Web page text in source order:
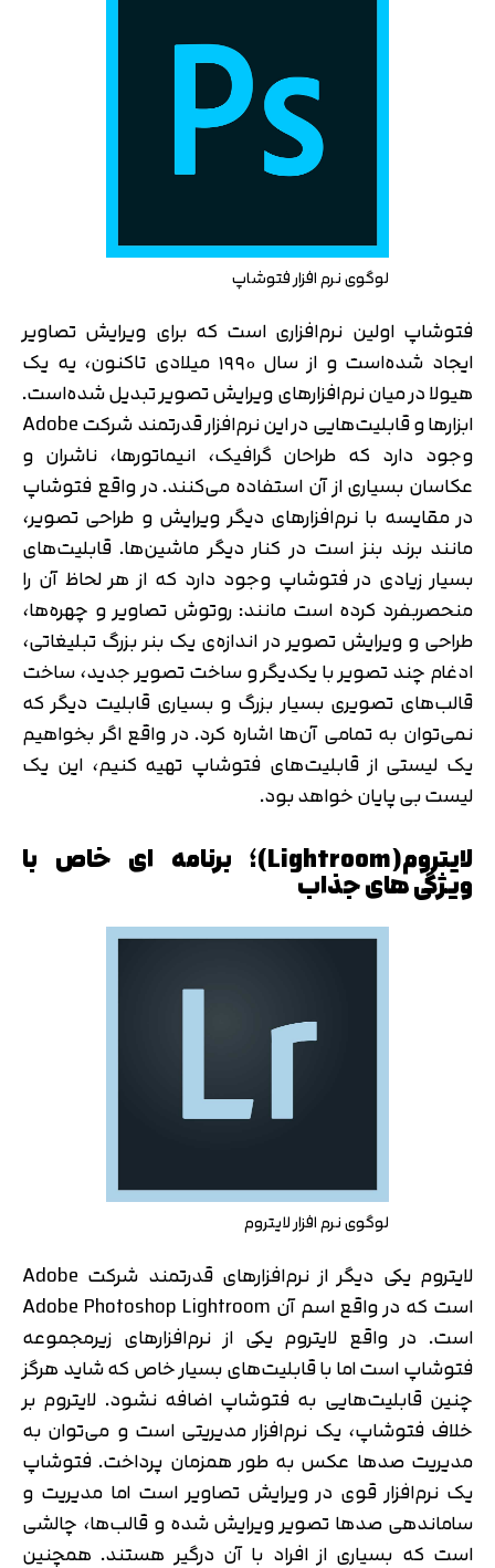
لوگوی نرم افزار فتوشاپ
فتوشاپ اولین نرم‌افزاری است که برای ویرایش تصاویر
ایجاد شده‌است و از سال ۱۹۹۰ میلادی تاکنون، یه یک
هیولا در میان نرم‌افزارهای ویرایش تصویر تبدیل شده‌است.
ابزارها و قابلیت‌هایی در این نرم‌افزار قدرتمند شرکت Adobe
وجود دارد که طراحان گرافیک، انیماتورها، ناشران و
عکاسان بسیاری از آن استفاده می‌کنند. در واقع فتوشاپ
در مقایسه با نرم‌افزارهای دیگر ویرایش و طراحی تصویر،
مانند برند بنز است در کنار دیگر ماشین‌ها. قابلیت‌های
بسیار زیادی در فتوشاپ وجود دارد که از هر لحاظ آن را
منحصربفرد کرده است مانند: روتوش تصاویر و چهره‌ها،
طراحی و ویرایش تصویر در اندازه‌ی یک بنر بزرگ تبلیغاتی،
ادغام چند تصویر با یکدیگر و ساخت تصویر جدید، ساخت
قالب‌های تصویری بسیار بزرگ و بسیاری قابلیت دیگر که
نمی‌توان به تمامی آن‌ها اشاره کرد. در واقع اگر بخواهیم
یک لیستی از قابلیت‌های فتوشاپ تهیه کنیم، این یک
لیست بی پایان خواهد بود.
لایتروم(Lightroom)؛ برنامه ای خاص با
ویژگی های جذاب
لوگوی نرم افزار لایتروم
لایتروم یکی دیگر از نرم‌افزارهای قدرتمند شرکت Adobe
است که در واقع اسم آن Adobe Photoshop Lightroom
است. در واقع لایتروم یکی از نرم‌افزارهای زیرمجموعه
فتوشاپ است اما با قابلیت‌های بسیار خاص که شاید هرگز
چنین قابلیت‌هایی به فتوشاپ اضافه نشود. لایتروم بر
خلاف فتوشاپ، یک نرم‌افزار مدیریتی است و می‌توان به
مدیریت صدها عکس به طور همزمان پرداخت. فتوشاپ
یک نرم‌افزار قوی در ویرایش تصاویر است اما مدیریت و
ساماندهی صدها تصویر ویرایش شده و قالب‌ها، چالشی
است که بسیاری از افراد با آن درگیر هستند. همچنین